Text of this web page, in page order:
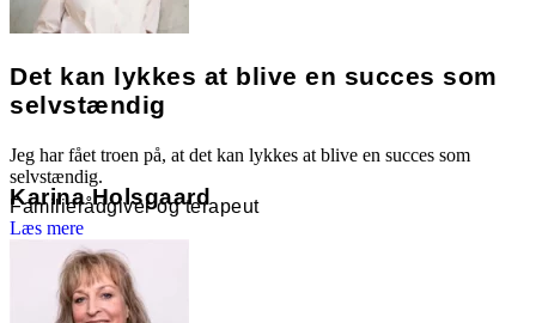
Det kan lykkes at blive en succes som
selvstændig
Jeg har fået troen på, at det kan lykkes at blive en succes som
selvstændig.
Karina Holsgaard
Familierådgiver og terapeut
Læs mere